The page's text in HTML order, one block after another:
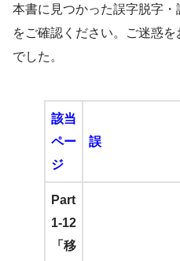
本書に見つかった誤字脱字
をご確認ください。ご迷惑
でした。
該当
ペー
ジ
誤
Part
1-12
「移